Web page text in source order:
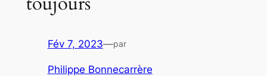
Fév 7, 2023—par
Philippe Bonnecarrère